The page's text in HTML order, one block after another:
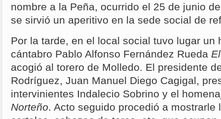
nombre a la Peña, ocurrido el 25 de junio
se sirvió un aperitivo en la sede social de
Por la tarde, en el local social tuvo lugar un
cántabro Pablo Alfonso Fernández Rueda
acogió al torero de Molledo. El presidente
Rodríguez, Juan Manuel Diego Cagigal,
intervinientes Indalecio Sobrino y el
Norteño. Acto seguido procedió a mostrarle